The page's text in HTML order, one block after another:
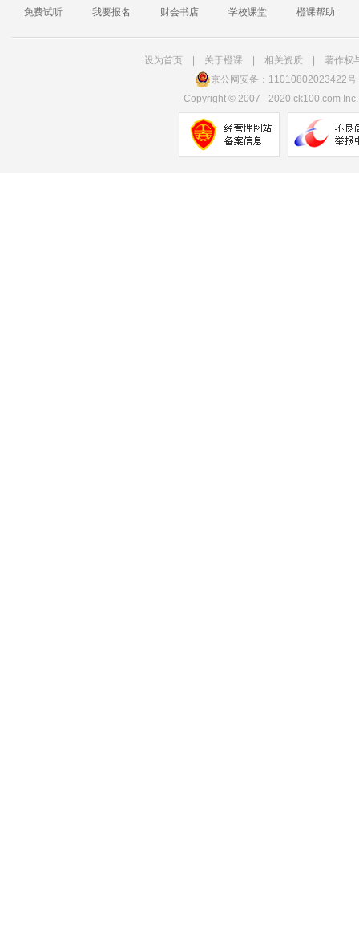
免费试听 我要报名 财会书店 学校课堂 橙课帮助
设为首页| 关于橙课| 相关资质
著作权
京公网安备：11010802023422号
Copyright ©2007 - 2020 ck100.com